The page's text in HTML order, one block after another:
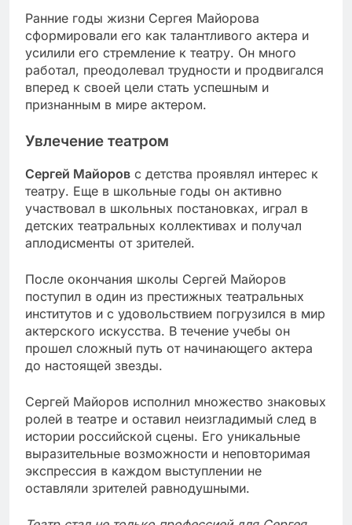
Ранние годы жизни Сергея Майорова
сформировали его как талантливого актера и
усилили его стремление к театру. Он много
работал, преодолевал трудности и продвигался
вперед к своей цели стать успешным и
признанным в мире актером.
Увлечение театром
Сергей Майоров с детства проявлял интерес к
театру. Еще в школьные годы он активно
участвовал в школьных постановках, играл в
детских театральных коллективах и получал
аплодисменты от зрителей.
После окончания школы Сергей Майоров
поступил в один из престижных театральных
институтов и с удовольствием погрузился в мир
актерского искусства. В течение учебы он
прошел сложный путь от начинающего актера
до настоящей звезды.
Сергей Майоров исполнил множество знаковых
ролей в театре и оставил неизгладимый след в
истории российской сцены. Его уникальные
выразительные возможности и неповторимая
экспрессия в каждом выступлении не
оставляли зрителей равнодушными.